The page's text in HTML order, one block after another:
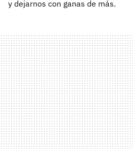
y dejarnos con ganas de más.